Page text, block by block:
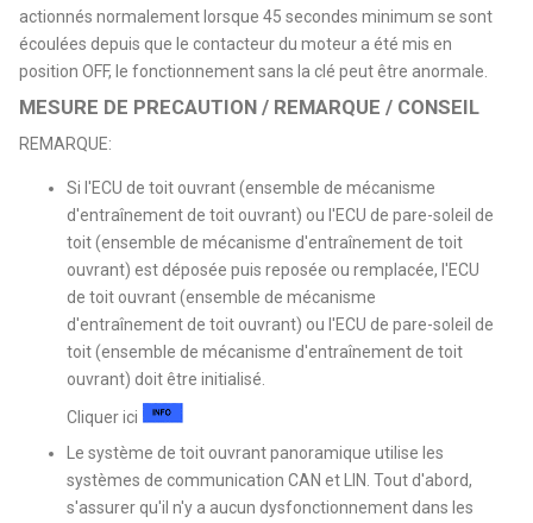
actionnés normalement lorsque 45 secondes minimum se sont
écoulées depuis que le contacteur du moteur a été mis en
position OFF, le fonctionnement sans la clé peut être anormale.
MESURE DE PRECAUTION / REMARQUE / CONSEIL
REMARQUE:
Si l'ECU de toit ouvrant (ensemble de mécanisme
d'entraînement de toit ouvrant) ou l'ECU de pare-soleil de
toit (ensemble de mécanisme d'entraînement de toit
ouvrant) est déposée puis reposée ou remplacée, l'ECU
de toit ouvrant (ensemble de mécanisme
d'entraînement de toit ouvrant) ou l'ECU de pare-soleil de
toit (ensemble de mécanisme d'entraînement de toit
ouvrant) doit être initialisé.
Cliquer ici
Le système de toit ouvrant panoramique utilise les
systèmes de communication CAN et LIN. Tout d'abord,
s'assurer qu'il n'y a aucun dysfonctionnement dans les